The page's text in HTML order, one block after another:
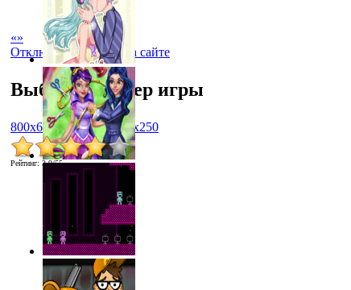
«»
Отключить рекламу на сайте
Выбрать размер игры
800x600 1024x768 450x250
Рейтинг: 3.9/55